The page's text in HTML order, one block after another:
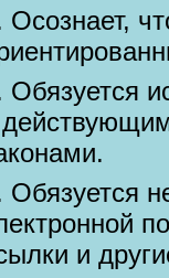
Осознает,
Обязуется
Обязуется
и